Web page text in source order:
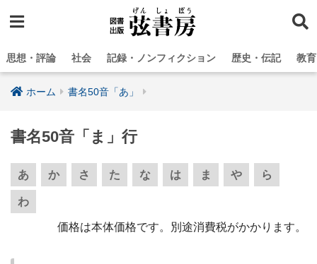
思想・評論 社会 記録・ノンフィクション 歴史・伝記 教
ホーム 書名50音「あ」
書名50音「ま」行
あ か さ た な は ま や ら
わ
価格は本体価格です。別途消費税がかかります。